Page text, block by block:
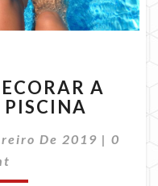
A
PISCINA
De 2019 | 0